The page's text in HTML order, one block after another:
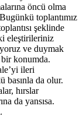
öncü olma
toplantımız
şeklinde
eleştirileriniz
ve duymak
konumda.
ileri
basınla da olur.
hırslar
da yansısa.